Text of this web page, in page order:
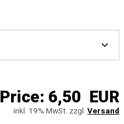
Price: 6,50 EUR
inkl. 19% MwSt. zzgl. Versand